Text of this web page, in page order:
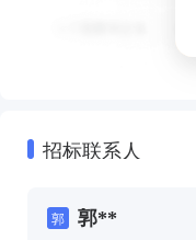
招标联系人
郭 郭**